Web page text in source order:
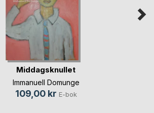
Middagsknullet
Immanuell Domunge
109,00 kr E-bok